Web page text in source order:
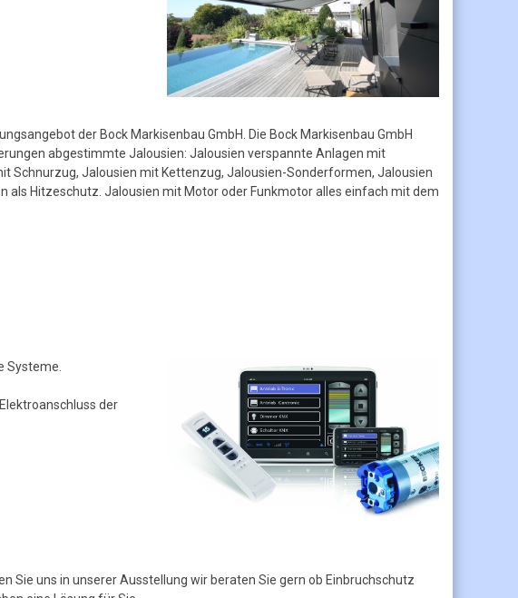
der Bock Markisenbau GmbH. Die Bock Markisenbau GmbH
abgestimmte Jalousien: Jalousien verspannte Anlagen mit
Schnurzug, Jalousien mit Kettenzug, Jalousien-Sonderformen, Jalousien
Hitzeschutz. Jalousien mit Motor oder Funkmotor alles einfach mit dem
Systeme.
der
Sie uns in unserer Ausstellung wir beraten Sie gern ob Einbruchschutz